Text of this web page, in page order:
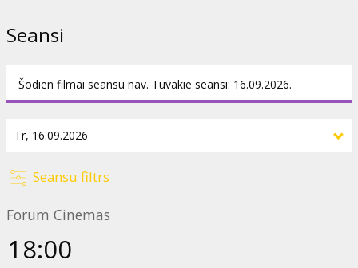
Seansi
Šodien filmai seansu nav. Tuvākie seansi: 16.09.2026.
Seansu filtrs
Forum Cinemas
18:00